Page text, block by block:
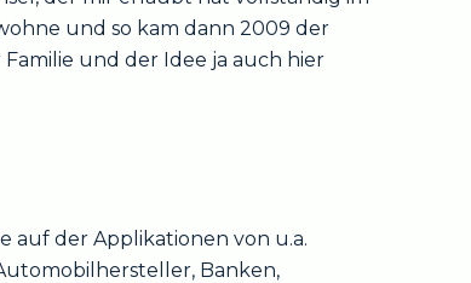
und so kam dann 2009 der
und der Idee ja auch hier
auf der Applikationen von u.a.
Banken,